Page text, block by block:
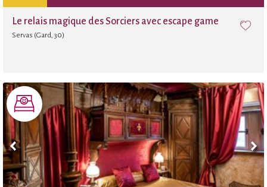
Le relais magique des Sorciers avec escape game
Servas (Gard, 30)